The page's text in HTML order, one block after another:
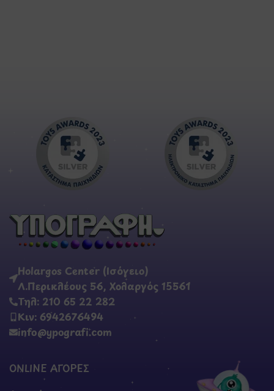
Holargos Center (Ισόγειο)
Λ.Περικλέους 56, Χολαργός 15561
Τηλ: 210 65 22 282
Κιν: 6942676494
info@ypografi.com
ONLINE ΑΓΟΡΕΣ